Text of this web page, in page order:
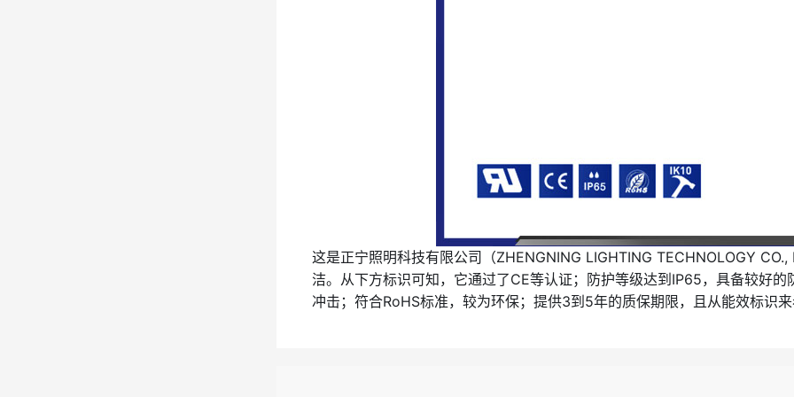
这是正宁照明科技有限公司（ZHENGNING LIGHTING TECHNOLOGY
洁。从下方标识可知，它通过了CE等认证；防护等级达到IP65，具备较好
冲击；符合RoHS标准，较为环保；提供3到5年的质保期限，且从能效标识